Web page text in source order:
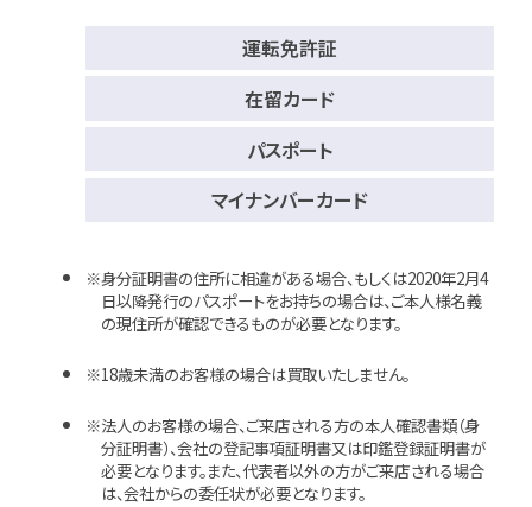
運転免許証
在留カード
パスポート
マイナンバーカード
身分証明書の住所に相違がある場合、もしくは2020年2月4
日以降発行のパスポートをお持ちの場合は、ご本人様名義
の現住所が確認できるものが必要となります。
18歳未満のお客様の場合は買取いたしません。
法人のお客様の場合、ご来店される方の本人確認書類（身
分証明書）、会社の登記事項証明書又は印鑑登録証明書が
必要となります。また、代表者以外の方がご来店される場合
は、会社からの委任状が必要となります。